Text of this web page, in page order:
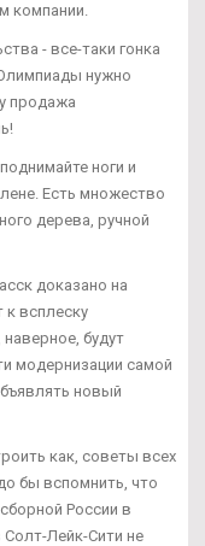
компании.
- все-таки гонка
нужно
продажа
ноги и
Есть множество
дерева, ручной
доказано на
к всплеску
будут
модернизации самой
новый
как, советы всех
бы вспомнить, что
России в
Лейк-Сити не